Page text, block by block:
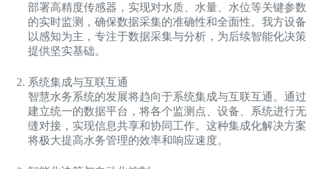
部署高精度传感器，实现对水质、水量、水位等关键参数
的实时监测，确保数据采集的准确性和全面性。我方设备
以感知为主，专注于数据采集与分析，为后续智能化决策
提供坚实基础。
系统集成与互联互通
智慧水务系统的发展将趋向于系统集成与互联互通。通过
建立统一的数据平台，将各个监测点、设备、系统进行无
缝对接，实现信息共享和协同工作。这种集成化解决方案
将极大提高水务管理的效率和响应速度。